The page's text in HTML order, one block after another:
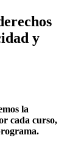
y
la
cada curso,